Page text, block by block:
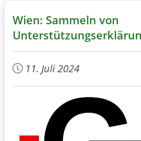
Wien: Sammeln von
11. Juli 2024